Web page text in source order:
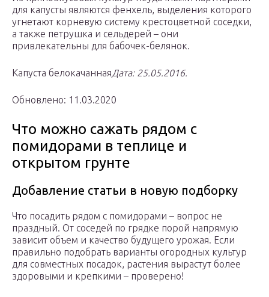
для капусты являются фенхель, выделения которого
угнетают корневую систему крестоцветной соседки,
а также петрушка и сельдерей – они
привлекательны для бабочек-белянок.
Капуста белокачаннаяДата: 25.05.2016.
Обновлено: 11.03.2020
Что можно сажать рядом с
помидорами в теплице и
открытом грунте
Добавление статьи в новую подборку
Что посадить рядом с помидорами – вопрос не
праздный. От соседей по грядке порой напрямую
зависит объем и качество будущего урожая. Если
правильно подобрать варианты огородных культур
для совместных посадок, растения вырастут более
здоровыми и крепкими – проверено!